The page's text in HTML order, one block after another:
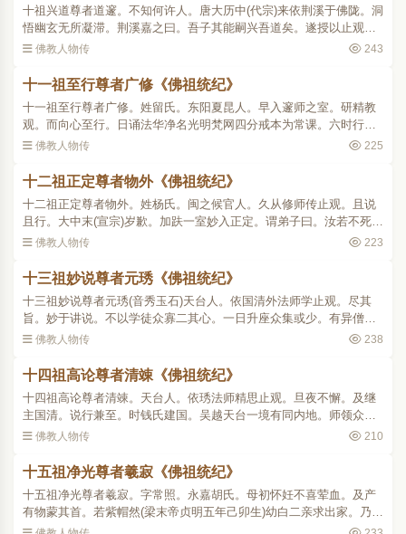
十祖兴道尊者道邃。不知何许人。唐大历中(代宗)来依荆溪于佛陇。洞
悟幽玄无所凝滞。荆溪嘉之曰。吾子其能嗣兴吾道矣。遂授以止观辅
行。师为众开说发明深旨。听者无不领寤。同门元皓一见师大敬服。
佛教人物传 243
十一祖至行尊者广修《佛祖统纪》
十一祖至行尊者广修。姓留氏。东阳夏昆人。早入邃师之室。研精教
观。而向心至行。日诵法华净名光明梵网四分戒本为常课。六时行忏
晚年弥笃。每岁行随自意三昧。七七日未尝以事废。天台刺史韦珩(音
佛教人物传 225
十二祖正定尊者物外《佛祖统纪》
十二祖正定尊者物外。姓杨氏。闽之候官人。久从修师传止观。且说
且行。大中末(宣宗)岁歉。加趺一室妙入正定。谓弟子曰。汝若不死至
五谷登时。可击磬引我出。越岁余。弟子如所教遂从定起。中和五年
佛教人物传 223
十三祖妙说尊者元琇《佛祖统纪》
十三祖妙说尊者元琇(音秀玉石)天台人。依国清外法师学止观。尽其
旨。妙于讲说。不以学徒众寡二其心。一日升座众集或少。有异僧十
人自外而入。威仪可观。致敬已坐行末。讲散复问讯即出。师遣侍者
佛教人物传 238
十四祖高论尊者清竦《佛祖统纪》
十四祖高论尊者清竦。天台人。依琇法师精思止观。旦夜不懈。及继
主国清。说行兼至。时钱氏建国。吴越天台一境有同内地。师领众安
处厉其志曰。王臣外护得免兵革之忧。终日居安。可不进道以答国
佛教人物传 210
十五祖净光尊者羲寂《佛祖统纪》
十五祖净光尊者羲寂。字常照。永嘉胡氏。母初怀妊不喜荤血。及产
有物蒙其首。若紫帽然(梁末帝贞明五年己卯生)幼白二亲求出家。乃入
开元。依师诵法华。期月而彻。年十九(晋高祖天福二年)祝发具戒。诣